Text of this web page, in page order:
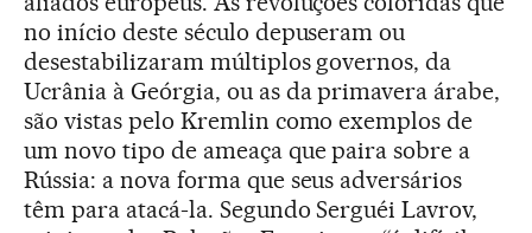
no início deste século depuseram ou
desestabilizaram múltiplos governos, da
Ucrânia à Geórgia, ou as da primavera árabe,
são vistas pelo Kremlin como exemplos de
um novo tipo de ameaça que paira sobre a
Rússia: a nova forma que seus adversários
têm para atacá-la. Segundo Serguéi Lavrov,